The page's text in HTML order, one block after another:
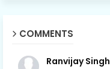
COMMENTS
Ranvijay Singh